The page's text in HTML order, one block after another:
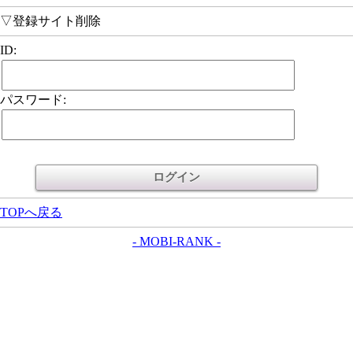
▽登録サイト削除
ID:
パスワード:
TOPへ戻る
- MOBI-RANK -